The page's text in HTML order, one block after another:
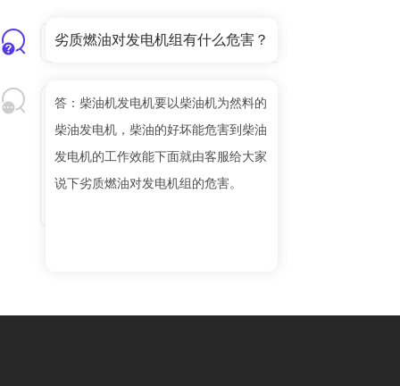
劣质燃油对发电机组有什么危害？
答：柴油机发电机要以柴油机为然料的
柴油发电机，柴油的好坏能危害到柴油
发电机的工作效能下面就由客服给大家
说下劣质燃油对发电机组的危害。